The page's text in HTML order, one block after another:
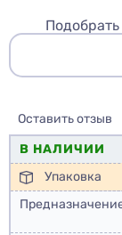
Оставить отзыв
В НАЛИЧИИ
Упаковка